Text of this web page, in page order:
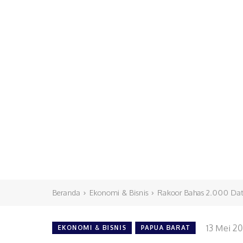
Beranda Ekonomi & Bisnis Rakoor Bahas 2.000
EKONOMI & BISNIS PAPUA BARAT 13 Mei